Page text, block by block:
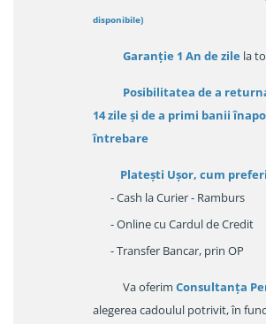
disponibile)
Garanție 1 An de zile la
Posibilitatea de a
14 zileși de a primi banii
întrebare
Platești Ușor, cum preferi
- Cash la Curier - Ramburs
- Online cu Cardul de Credit
- Transfer Bancar, prin OP
Va oferim Consultanța
alegerea cadoulul potrivit, în